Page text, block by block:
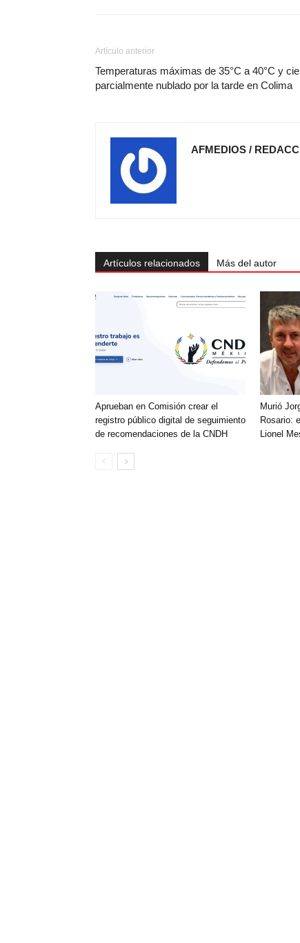
Artículo anterior
Temperaturas máximas de 35°C a 40°C y
parcialmente nublado por la tarde en Colima
AFMEDIOS /
Artículos relacionados Más del autor
Aprueban en Comisión crear el
registro público digital de seguimiento
de recomendaciones de la CNDH
Murió
Rosario:
Lionel